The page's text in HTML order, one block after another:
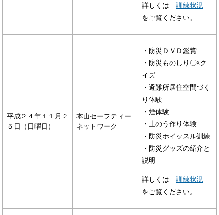
詳しくは 訓練状況
をご覧ください。
平成２４年１１月２
５日（日曜日）
本山セーフティー
ネットワーク
・防災ＤＶＤ鑑賞
・防災ものしり〇☓ク
イズ
・避難所居住空間づく
り体験
・煙体験
・土のう作り体験
・防災ホイッスル訓練
・防災グッズの紹介と
説明
詳しくは 訓練状況
をご覧ください。